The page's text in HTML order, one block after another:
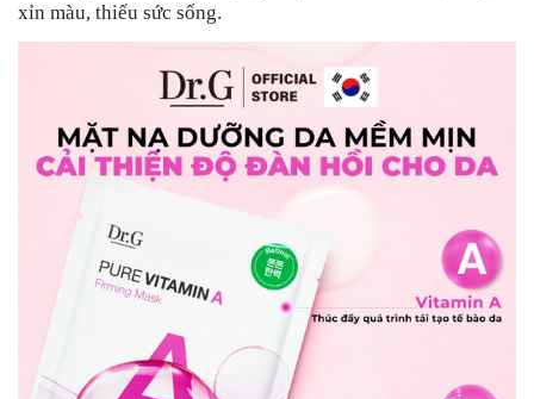
xỉn màu, thiếu sức sống.